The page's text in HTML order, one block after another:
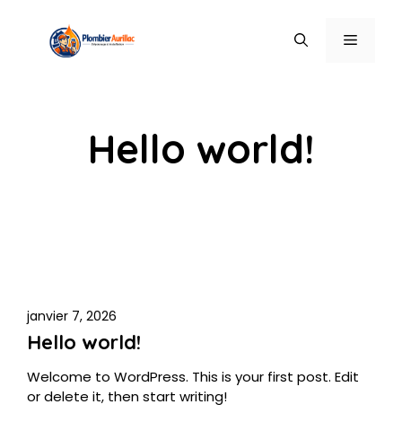
contenu
MENU
Hello world!
janvier 7, 2026
Hello world!
Welcome to WordPress. This is your first post. Edit
or delete it, then start writing!